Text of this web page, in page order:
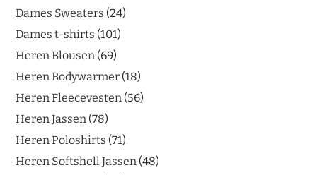
Dames Sweaters 24
Dames t-shirts 101
Heren Blousen 69
Heren Bodywarmer 18
Heren Fleecevesten 56
Heren Jassen 78
Heren Poloshirts 71
Heren Softshell Jassen 48